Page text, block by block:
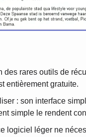
des rares outils de
entièrement gratuite.
: son interface
simple le rendent
logiciel léger ne